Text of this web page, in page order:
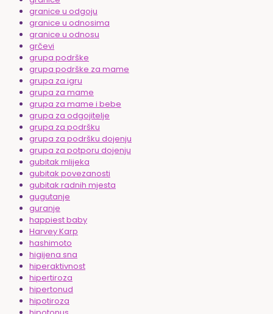
granice u odgoju
granice u odnosima
granice u odnosu
grčevi
grupa podrške
grupa podrške za mame
grupa za igru
grupa za mame
grupa za mame i bebe
grupa za odgojitelje
grupa za podršku
grupa za podršku dojenju
grupa za potporu dojenju
gubitak mlijeka
gubitak povezanosti
gubitak radnih mjesta
gugutanje
guranje
happiest baby
Harvey Karp
hashimoto
higijena sna
hiperaktivnost
hipertiroza
hipertonud
hipotiroza